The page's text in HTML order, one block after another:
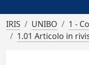
IRIS UNIBO
1 -
1.01 Articolo in